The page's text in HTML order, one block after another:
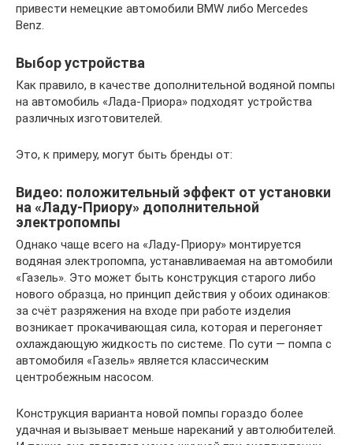
привести немецкие автомобили BMW либо Mercedes
Benz.
Выбор устройства
Как правило, в качестве дополнительной водяной помпы
на автомобиль «Лада-Приора» подходят устройства
различных изготовителей.
Это, к примеру, могут быть бренды от:
Видео: положительный эффект от установки
на «Ладу-Приору» дополнительной
электропомпы
Однако чаще всего на «Ладу-Приору» монтируется
водяная электропомпа, устанавливаемая на автомобили
«Газель». Это может быть конструкция старого либо
нового образца, но принцип действия у обоих одинаков:
за счёт разряжения на входе при работе изделия
возникает прокачивающая сила, которая и перегоняет
охлаждающую жидкость по системе. По сути — помпа с
автомобиля «Газель» является классическим
центробежным насосом.
Конструкция варианта новой помпы гораздо более
удачная и вызывает меньше нареканий у автолюбителей.